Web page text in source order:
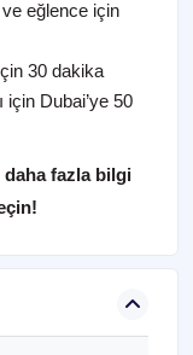
ve eğlence için
30 dakika
Dubai’ye 50
daha fazla bilgi